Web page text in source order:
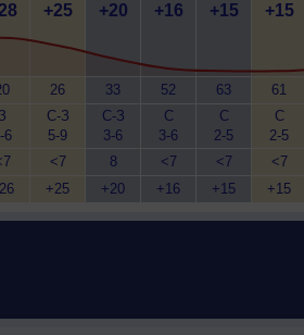
З
6
+25
26
С-З
5-9
<7
+25
+20
33
С-З
3-6
8
+20
+16
52
С
3-6
<7
+16
+15
63
С
2-5
<7
+15
+15
61
С
2-5
<7
+15